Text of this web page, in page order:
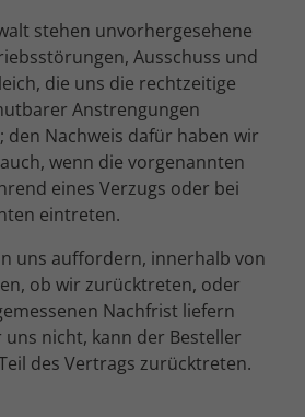
stehen unvorhergesehene
Ausschuss und
die uns die rechtzeitige
Anstrengungen
den Nachweis dafür haben wir
wenn die vorgenannten
eines Verzugs oder bei
eintreten.
uns auffordern, innerhalb von
ob wir zurücktreten, oder
Nachfrist liefern
nicht, kann der Besteller
des Vertrags zurücktreten.